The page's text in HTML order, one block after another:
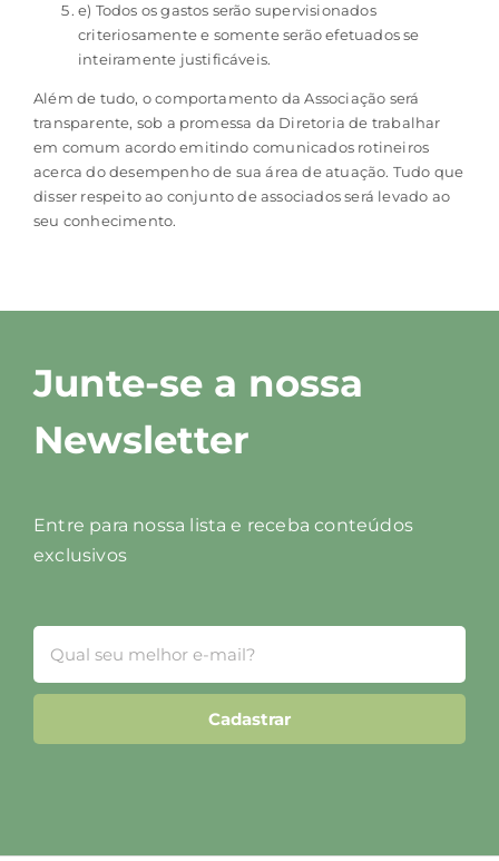
e) Todos os gastos serão supervisionados
criteriosamente e somente serão efetuados se
inteiramente justificáveis.
Além de tudo, o comportamento da Associação será
transparente, sob a promessa da Diretoria de trabalhar
em comum acordo emitindo comunicados rotineiros
acerca do desempenho de sua área de atuação. Tudo que
disser respeito ao conjunto de associados será levado ao
seu conhecimento.
Junte-se a nossa
Newsletter
Entre para nossa lista e receba conteúdos
exclusivos